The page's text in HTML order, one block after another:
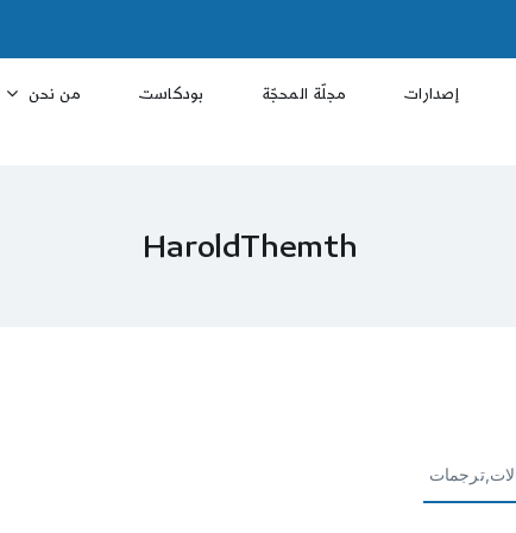
إصدارات مجلّة المحجّة بودكاست من نحن
HaroldThemth